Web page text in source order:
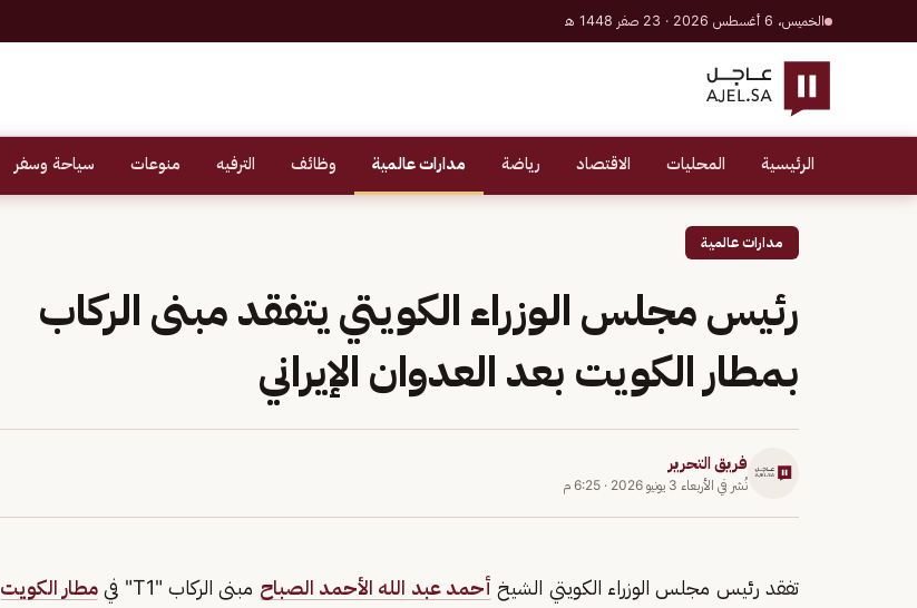
الخميس، 6 أغسطس 2026 · 23 صفر 1448 هـ
الرئيسية المحليات الاقتصاد رياضة مدارات عالمية وظائف الترفيه منوعات سياحة وسفر
مدارات عالمية
رئيس مجلس الوزراء الكويتي يتفقد مبنى الركاب
بمطار الكويت بعد العدوان الإيراني
فريق التحرير
نُشر في الأربعاء 3 يونيو 2026 · 6:25 م
تفقد رئيس مجلس الوزراء الكويتي الشيخ أحمد عبد الله الأحمد الصباح مبنى الركاب "T1" في مطار الكويت